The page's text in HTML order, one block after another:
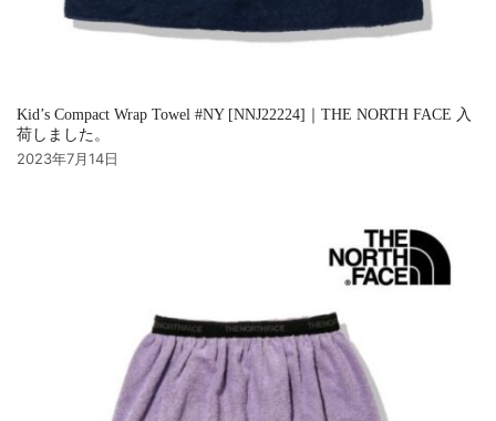
Kid’s Compact Wrap Towel #NY [NNJ22224]｜THE NORTH FACE 入
荷しました。
2023年7月14日